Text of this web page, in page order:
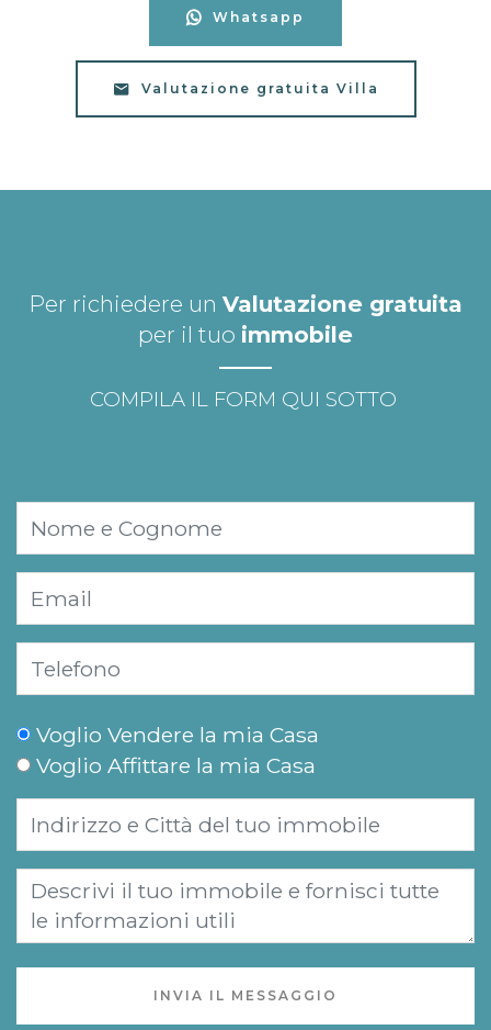
Whatsapp
Valutazione gratuita Villa
Per richiedere un Valutazione gratuita
per il tuo immobile
COMPILA IL FORM QUI SOTTO
Voglio Vendere la mia Casa
Voglio Affittare la mia Casa
INVIA IL MESSAGGIO